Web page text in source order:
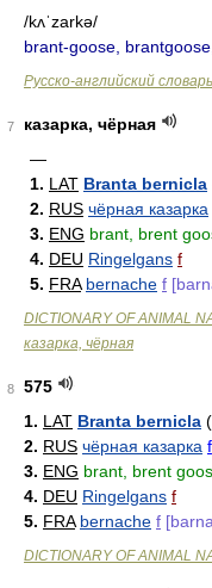
/kʌˈzarkə/
brant-goose, brantgoose,
Русско-английский
7
казарка, чёрная
—
1. LAT Branta bernicla
2. RUS чёрная казарка
3. ENG brant, brent
4. DEU Ringelgans f
5. FRA bernache f
DICTIONARY OF ANIMAL
казарка, чёрная
8
575
1. LAT Branta bernicla (
2. RUS чёрная казарка f
3. ENG brant, brent
4. DEU Ringelgans f
5. FRA bernache f
DICTIONARY OF ANIMAL